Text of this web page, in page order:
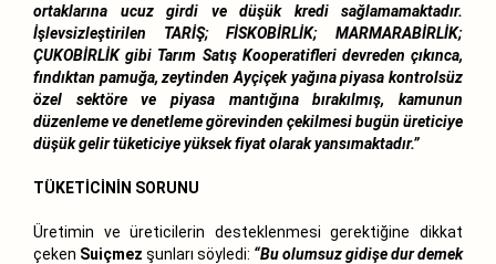
ortaklarına ucuz girdi ve düşük kredi sağlamamaktadır.
İşlevsizleştirilen TARİŞ; FİSKOBİRLİK; MARMARABİRLİK;
ÇUKOBİRLİK gibi Tarım Satış Kooperatifleri devreden çıkınca,
fındıktan pamuğa, zeytinden Ayçiçek yağına piyasa kontrolsüz
özel sektöre ve piyasa mantığına bırakılmış, kamunun
düzenleme ve denetleme görevinden çekilmesi bugün üreticiye
düşük gelir tüketiciye yüksek fiyat olarak yansımaktadır.”
TÜKETİCİNİN SORUNU
Üretimin ve üreticilerin desteklenmesi gerektiğine dikkat
çeken Suiçmez şunları söyledi: “Bu olumsuz gidişe dur demek